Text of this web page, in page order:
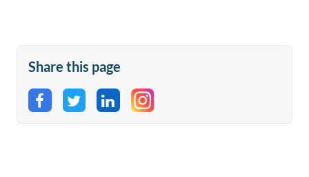
Share this page
Share on Facebook
Share on Twitter
Share on LinkedIn